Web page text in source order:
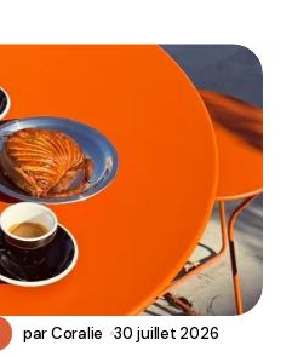
parCoralie 30 juillet 2026